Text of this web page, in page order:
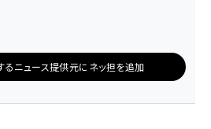
るニュース提供元にネッ担を追加